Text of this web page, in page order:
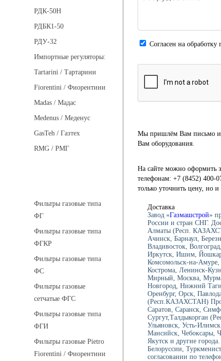
РДК-50Н
РДБК1-50
РДУ-32
Импортные регуляторы:
Tartarini / Тартарини
Fiorentini / Фиорентини
Madas / Мадас
Medenus / Меденус
GasTeh / Газтех
RMG / РМГ
Фильтры газовые типа
ФГ
Фильтры газовые типа
ФГКР
Фильтры газовые типа
ФС
Фильтры газовые
сетчатые ФГС
Фильтры газовые типа
ФГИ
Фильтры газовые Pietro
Fiorentini / Фиорентини
Cогласен на
Мы пришлём Вам письмо и
Вам оборудования.
На сайте можно оформить
телефонам: +7 (8452) 400-
только уточнить цену, но
Доставка
Завод «Газмашстрой»
России и стран СНГ.
Алматы (Респ.
Ачинск, Барнаул,
Владивосток,
Иркутск, Ишим,
Комсомольск-на-
Кострома, Ленинск-
Мирный, Москва,
Новгород, Нижний
Оренбург, Орск,
(Респ.КАЗАХСТАН)
Саратов, Саранск,
Сургут,Талдыкорган
Ульяновск, Усть-
Мансийск, Чебоксары,
Якутск и другие
Белоруссии,
согласовании по